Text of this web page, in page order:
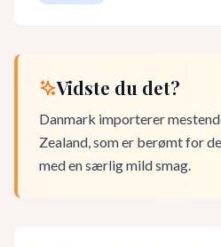
Vidste du det?
Danmark importerer
Zealand, som er berømt for
med en særlig mild smag.